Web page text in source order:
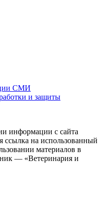
СМИ
и защиты
информации с сайта
ссылка на использованный
материалов в
— «Ветеринария и